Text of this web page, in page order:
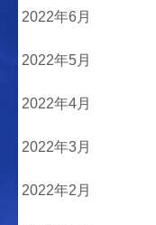
2022年6月
2022年5月
2022年4月
2022年3月
2022年2月